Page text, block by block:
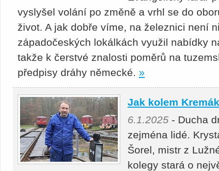
vyslyšel volání po změně a vrhl se do
život. A jak dobře víme, na železnici není
západočeských lokálkách využil nabídky
takže k čerstvé znalosti poměrů na
předpisy dráhy německé. »
Jak kolem
6.1.2025 - Ducha
zejména lidé.
Šorel, mistr z
kolegy stará o